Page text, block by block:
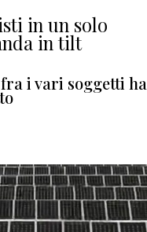
in un solo
in tilt
i vari soggetti ha